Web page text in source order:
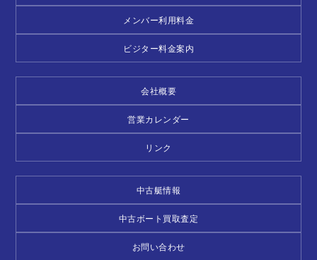
メンバー利用料金
ビジター料金案内
会社概要
営業カレンダー
リンク
中古艇情報
中古ボート買取査定
お問い合わせ